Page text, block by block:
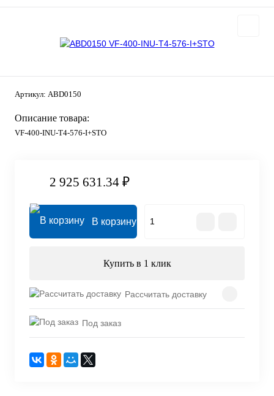
Артикул: ABD0150
Описание товара:
VF-400-INU-T4-576-I+STO
2 925 631.34 ₽
В корзину
Купить в 1 клик
Рассчитать доставку
Под заказ